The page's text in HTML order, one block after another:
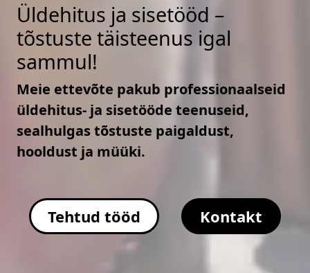
Üldehitus ja sisetööd –
tõstuste täisteenus igal
sammul!
Meie ettevõte pakub professionaalseid
üldehitus- ja sisetööde teenuseid,
sealhulgas tõstuste paigaldust,
hooldust ja müüki.
Tehtud tööd Kontakt